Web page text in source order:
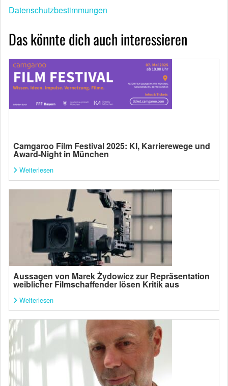
Datenschutzbestimmungen
Das könnte dich auch interessieren
Camgaroo Film Festival 2025: KI, Karrierewege und
Award-Night in München
Weiterlesen
Aussagen von Marek Żydowicz zur Repräsentation
weiblicher Filmschaffender lösen Kritik aus
Weiterlesen